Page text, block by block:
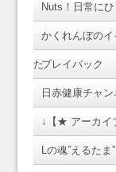
Nuts！日常に
かくれんぼの
たプレイバック
日赤健康チャ
↓【★ アーカイ
Lの魂”えるたま”